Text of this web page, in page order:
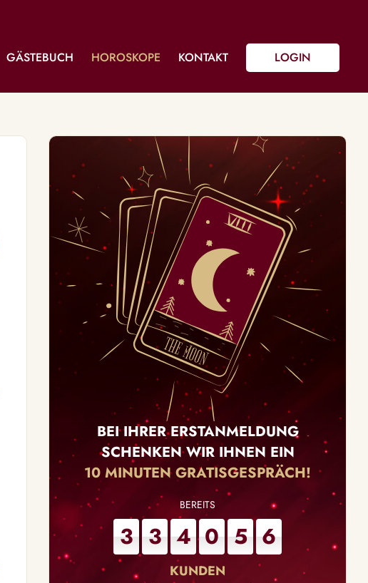
GÄSTEBUCH HOROSKOPE KONTAKT LOGIN
BEI IHRER ERSTANMELDUNG
SCHENKEN WIR IHNEN EIN
10 MINUTEN GRATISGESPRÄCH!
3 3 4 0 5 6